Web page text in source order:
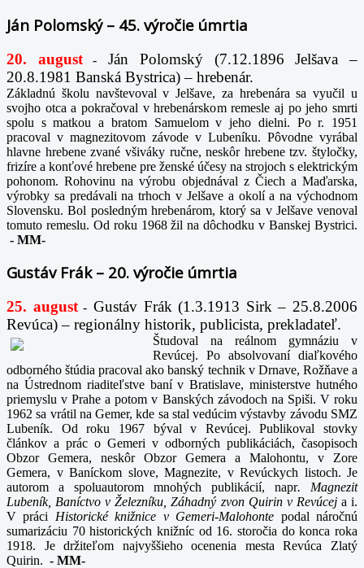
Ján Polomský – 45. výročie úmrtia
20. august-
Ján Polomský (7.12.1896 Jelšava –
20.8.1981 Banská Bystrica) – hrebenár.
Základnú školu navštevoval v Jelšave, za hrebenára sa vyučil u
svojho otca a pokračoval v hrebenárskom remesle aj po jeho smrti
spolu s matkou a bratom Samuelom v jeho dielni. Po r. 1951
pracoval v magnezitovom závode v Lubeníku. Pôvodne vyrábal
hlavne hrebene zvané všiváky ručne, neskôr hrebene tzv. štyločky,
frizíre a konťové hrebene pre ženské účesy na strojoch s elektrickým
pohonom. Rohovinu na výrobu objednával z Čiech a Maďarska,
výrobky sa predávali na trhoch v Jelšave a okolí a na východnom
Slovensku. Bol posledným hrebenárom, ktorý sa v Jelšave venoval
tomuto remeslu. Od roku 1968 žil na dôchodku v Banskej Bystrici.
- MM-
Gustáv Frák – 20. výročie úmrtia
25. august- Gustáv Frák (1.3.1913 Sirk – 25.8.2006
Revúca) – regionálny historik, publicista, prekladateľ.
Študoval na reálnom gymnáziu v
Revúcej. Po absolvovaní diaľkového
odborného štúdia pracoval ako banský technik v Drnave, Rožňave a
na Ústrednom riaditeľstve baní v Bratislave, ministerstve hutného
priemyslu v Prahe a potom v Banských závodoch na Spiši. V roku
1962 sa vrátil na Gemer, kde sa stal vedúcim výstavby závodu SMZ
Lubeník. Od roku 1967 býval v Revúcej. Publikoval stovky
článkov a prác o Gemeri v odborných publikáciách, časopisoch
Obzor Gemera, neskôr Obzor Gemera a Malohontu, v Zore
Gemera, v Baníckom slove, Magnezite, v Revúckych listoch. Je
autorom a spoluautorom mnohých publikácií, napr. Magnezit
Lubeník, Baníctvo v Železníku, Záhadný zvon Quirin v Revúcej a i.
V práci Historické knižnice v Gemeri-Malohonte podal náročnú
sumarizáciu 70 historických knižníc od 16. storočia do konca roka
1918. Je držiteľom najvyššieho ocenenia mesta Revúca Zlatý
Quirin. - MM-